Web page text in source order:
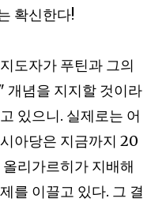
확신한다!
지도자가 푸틴과 그의
개념을 지지할 것이라
있으니. 실제로는 어
아당은 지금까지 20
리가르히가 지배해
를 이끌고 있다. 그 결